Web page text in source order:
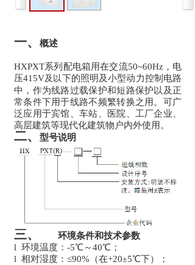
一、 概述
HXPXT系列配电箱用在交流50~60Hz，电
压415V及以下的照明及小型动力控制电路
中，作为线路过载保护和短路保护以及正
常条件下用于线路不频繁转换之用。可广
泛应用于宾馆、车站、医院、工厂企业、
高层建筑等现代化建筑物户内外使用。
二、 型号说明
三、
环境条件和技术参数
l 环境温度： -5℃～40℃；
l 相对湿度： ≤90%（在+20±5℃下）；